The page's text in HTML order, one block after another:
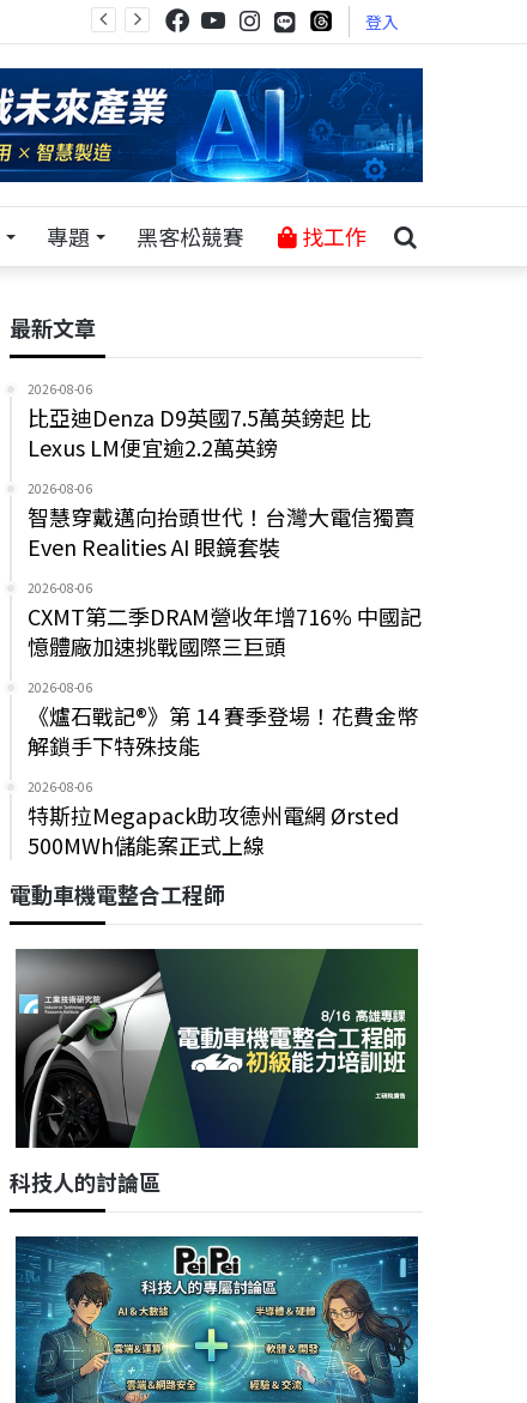
登入
專題 黑客松競賽 找工作
最新文章
2026-08-06
比亞迪Denza D9英國7.5萬英鎊起 比
Lexus LM便宜逾2.2萬英鎊
2026-08-06
智慧穿戴邁向抬頭世代！台灣大電信獨賣
Even Realities AI 眼鏡套裝
2026-08-06
CXMT第二季DRAM營收年增716% 中國記
憶體廠加速挑戰國際三巨頭
2026-08-06
《爐石戰記®》第 14 賽季登場！花費金幣
解鎖手下特殊技能
2026-08-06
特斯拉Megapack助攻德州電網 Ørsted
500MWh儲能案正式上線
電動車機電整合工程師
科技人的討論區